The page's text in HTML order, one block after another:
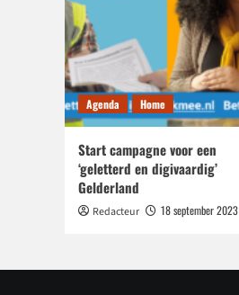
Agenda Home
Start campagne voor een
‘geletterd en digivaardig’
Gelderland
Redacteur 18 september 2023